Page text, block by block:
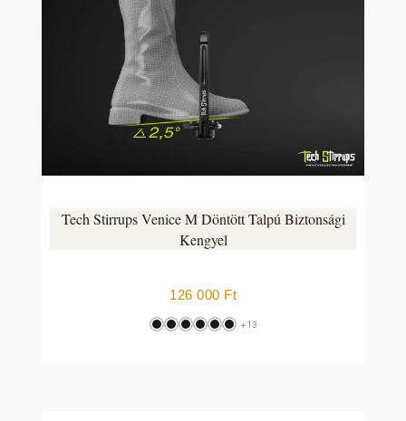
Tech Stirrups Venice M Döntött Talpú Biztonsági
Kengyel
126 000 Ft
+13